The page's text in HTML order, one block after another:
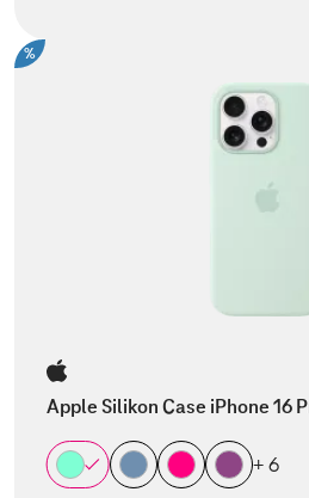
%
Apple Silikon Case iPhone 16
+ 6